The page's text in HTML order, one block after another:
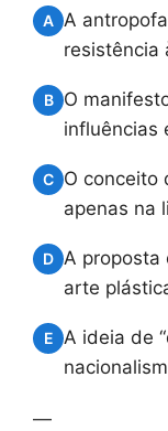
A A
resistência
B
O
influências
C O conceito
apenas na
D A proposta
arte
E
A ideia de
—